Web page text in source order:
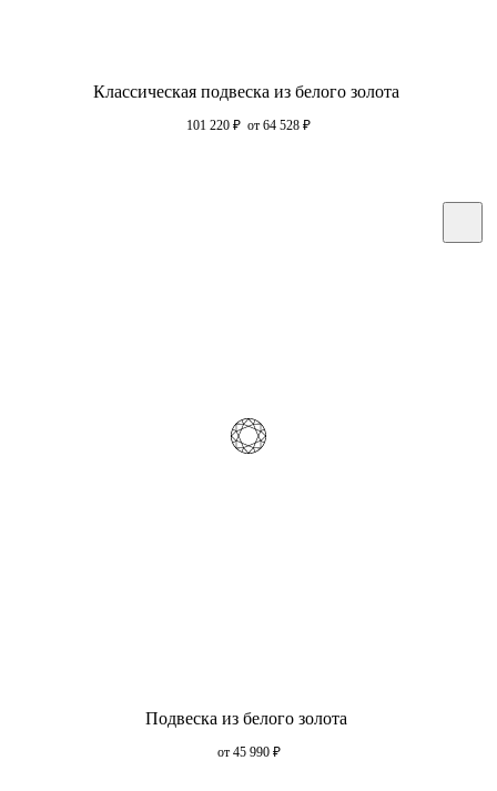
Классическая подвеска из белого золота
101 220 ₽ от 64 528 ₽
Подвеска из белого золота
от 45 990 ₽